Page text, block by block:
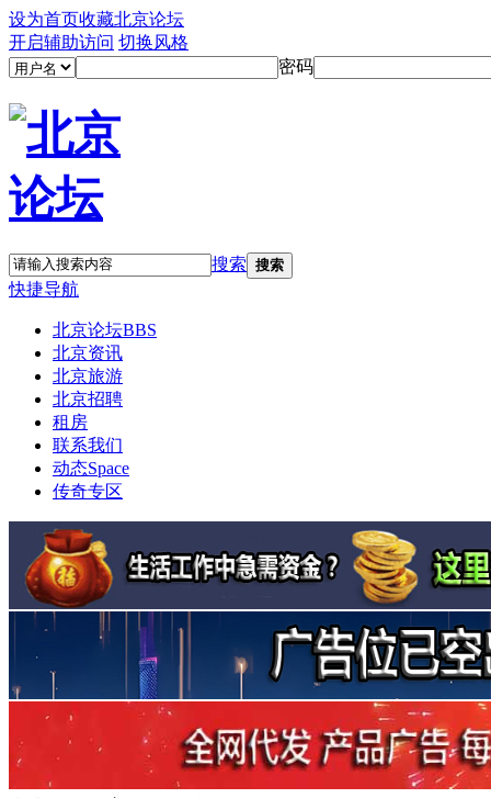
设为首页收藏北京论坛
开启辅助访问 切换风格
密码
搜索 搜索
快捷导航
北京论坛BBS
北京资讯
北京旅游
北京招聘
租房
联系我们
动态Space
传奇专区